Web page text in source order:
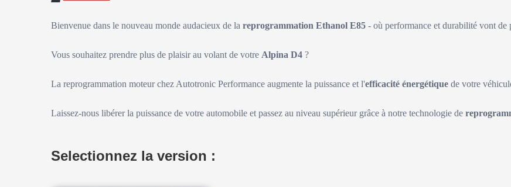
Bienvenue dans le nouveau monde audacieux de la reprogrammation Ethanol E85 - où performance et durabilité vont de
Vous souhaitez prendre plus de plaisir au volant de votre Alpina D4 ?
La reprogrammation moteur chez Autotronic Performance augmente la puissance et l'efficacité énergétique de votre
Laissez-nous libérer la puissance de votre automobile et passez au niveau supérieur grâce à notre technologie de
Selectionnez la version :